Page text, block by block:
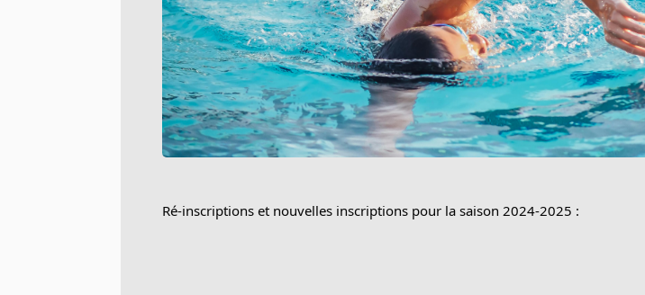
Ré-inscriptions et nouvelles inscriptions pour la saison 2024-2025 :